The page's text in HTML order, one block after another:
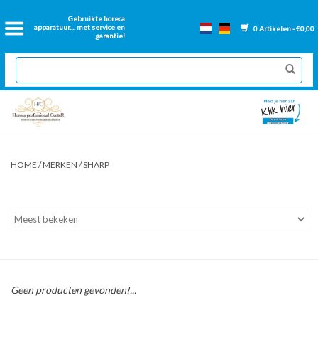
Gebruikte horeca
apparatuur.... met service en
garantie!
0 Artikelen - €0,00
Home
2dehands Horeca
Nieuwe apparatuur
Onderdelen bakwanden
Over ons
HOME /MERKEN /SHARP
Geen producten gevonden!...